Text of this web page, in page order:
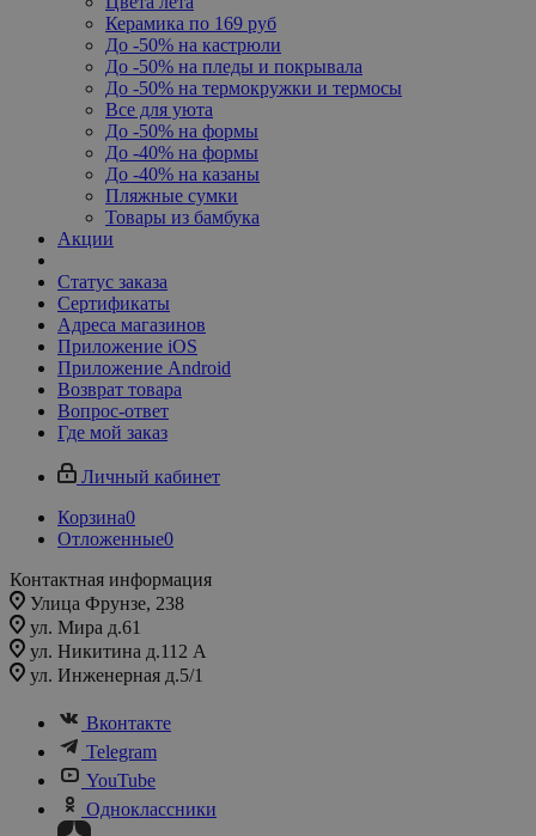
Керамика по 169 руб
До -50% на кастрюли
До -50% на пледы и покрывала
До -50% на термокружки и термосы
Все для уюта
До -50% на формы
До -40% на формы
До -40% на казаны
Пляжные сумки
Товары из бамбука
Акции
Статус заказа
Сертификаты
Адреса магазинов
Приложение iOS
Приложение Android
Возврат товара
Вопрос-ответ
Где мой заказ
Личный кабинет
Корзина0
Отложенные0
Контактная информация
Улица Фрунзе, 238​
ул. Мира д.61
ул. Никитина д.112 А
ул. Инженерная д.5/1
Вконтакте
Telegram
YouTube
Одноклассники